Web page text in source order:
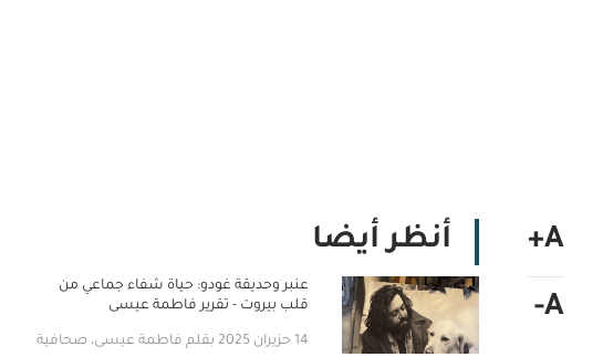
A+
A-
أنظر أيضا
عنبر وحديقة غودو: حياة شفاء جماعي من
قلب بيروت - تقرير فاطمة عيسى
14 حزيران 2025 بقلم فاطمة عيسى، صحافية